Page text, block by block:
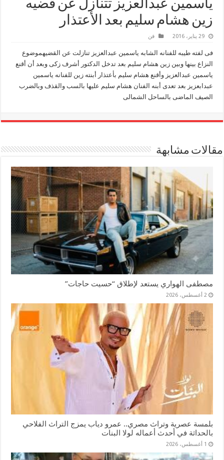
ياسمين عبدالعزيز تتنازل عن قضيه
زين هشام سليم بعد الأعتذار
29 يناير، 2016 فن
فى لفته طيبه للفنانه الشابه ياسمين عبدالعزيز تنازلت عن القضيهموضوع
النزاع بينها وبين زين هشام سليم بعد تدخل الدكتور أشرف زكى وبعد أن أقنع
ياسمين عبدالعزيز وأقنع هشام سليم بأعتذار أبنته زين للفنانه ياسمين
عبدابعزيز بعد تعدى أبنه الفنان هشام سليم عليها بالسب والقذف وبالضرب
الصيف الماضى بالساحل الشمالى
مقالات مشابهة
مصطفى الهواري يستعد لإطلاق “حسيت حاجات”
2 أغسطس، 2026
بلمسة عصرية وتراث مصري.. عمرو دياب يمزج التراث الفلاحي
بالحداثة في أحدث أعماله لولا البنات
1 أغسطس، 2026